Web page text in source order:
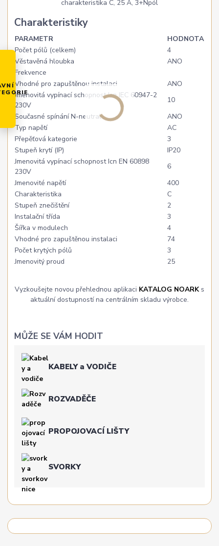
Charakteristiky
PARAMETR
HODNOTA
Počet pólů (celkem)
4
Věstavěná hloubka
ANO
Frekvence
Vhodné pro zapuštěnou instalaci
ANO
Jmenovitá vypínací schopnost Icn IEC 60947-2
230V
10
Současné spínání N-neutral
ANO
Typ napětí
AC
Přepěťová kategorie
3
Stupeň krytí (IP)
IP20
Jmenovitá vypínací schopnost Icn EN 60898
230V
6
Jmenovité napětí
400
Charakteristika
C
Stupeň znečištění
2
Instalační třída
3
Šířka v modulech
4
Vhodné pro zapuštěnou instalaci
74
Počet krytých pólů
3
Jmenovitý proud
25
Vyzkoušejte novou přehlednou aplikaci KATALOG NOARKs
aktuální dostupností na centrálním skladu výrobce.
MŮŽE SE VÁM HODIT
KABELY a VODIČE
ROZVADĚČE
PROPOJOVACÍ LIŠTY
SVORKY